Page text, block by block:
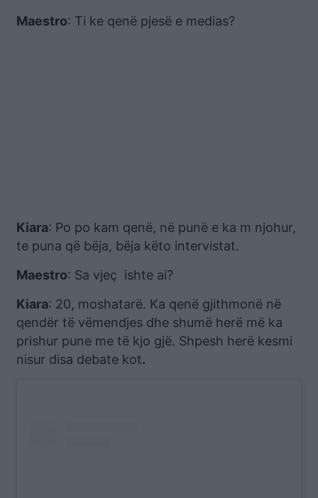
Maestro: Ti ke qenë pjesë e medias?
Kiara: Po po kam qenë, në punë e ka m njohur,
te puna që bëja, bëja këto intervistat.
Maestro: Sa vjeç ishte ai?
Kiara: 20, moshatarë. Ka qenë gjithmonë në
qendër të vëmendjes dhe shumë herë më ka
prishur pune me të kjo gjë. Shpesh herë kesmi
nisur disa debate kot.